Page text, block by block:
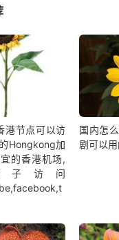
港节点可以访
Hongkong加
的香港机场,
子访问
国内怎
剧可以